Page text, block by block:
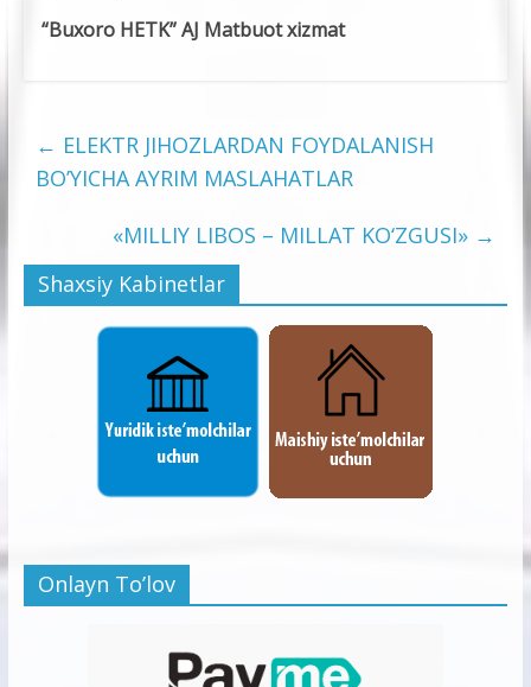
“Buxoro HETK” AJ Matbuot xizmat
← ELEKTR JIHOZLARDAN FOYDALANISH
BO’YICHA AYRIM MASLAHATLAR
«MILLIY LIBOS – MILLAT KO‘ZGUSI» →
Shaxsiy Kabinetlar
Onlayn To’lov